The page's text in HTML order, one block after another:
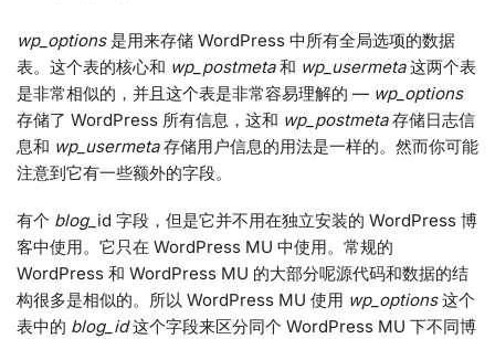
wp_options是用来存储 WordPress 中所有全局选项的数据
表。这个表的核心和 wp_postmeta和 wp_usermeta这两个表
是非常相似的，并且这个表是非常容易理解的 — wp_options
存储了 WordPress 所有信息，这和 wp_postmeta存储日志信
息和 wp_usermeta存储用户信息的用法是一样的。然而你可能
注意到它有一些额外的字段。
有个 blog_id 字段，但是它并不用在独立安装的 WordPress 博
客中使用。它只在 WordPress MU 中使用。常规的
WordPress 和 WordPress MU 的大部分呢源代码和数据的结
构很多是相似的。所以 WordPress MU 使用 wp_options这个
表中的 blog_id这个字段来区分同个 WordPress MU 下不同博